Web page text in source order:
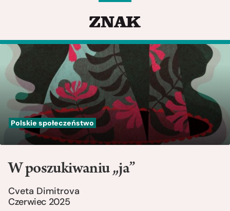
Polskie społeczeństwo
W poszukiwaniu „ja”
Cveta Dimitrova
Czerwiec 2025